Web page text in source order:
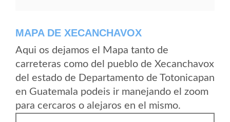
MAPA DE XECANCHAVOX
Aqui os dejamos el Mapa tanto de
carreteras como del pueblo de Xecanchavox
del estado de Departamento de Totonicapan
en Guatemala podeis ir manejando el zoom
para cercaros o alejaros en el mismo.